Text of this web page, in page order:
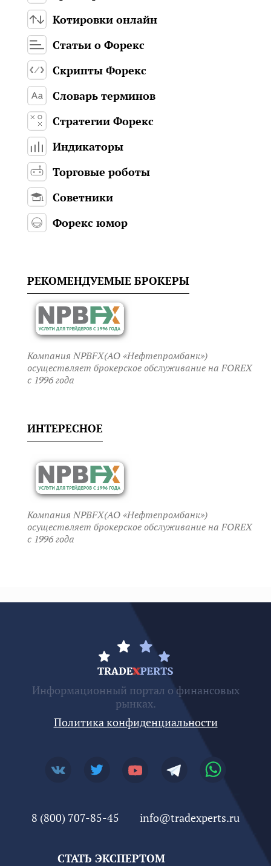
Котировки онлайн
Статьи о Форекс
Скрипты Форекс
Словарь терминов
Стратегии Форекс
Индикаторы
Торговые роботы
Советники
Форекс юмор
РЕКОМЕНДУЕМЫЕ БРОКЕРЫ
Компания NPBFX(АО «Нефтепромбанк»)
осуществляет брокерское обслуживание на FOREX
c 1996 года
ИНТЕРЕСНОЕ
Компания NPBFX(АО «Нефтепромбанк»)
осуществляет брокерское обслуживание на FOREX
c 1996 года
Информационный портал о финансовых
рынках.
Политика конфиденциальности
8 (800) 707-85-45 info@tradexperts.ru
СТАТЬ ЭКСПЕРТОМ